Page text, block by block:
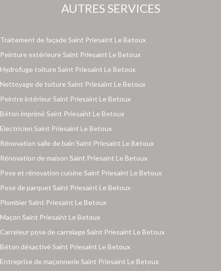
AUTRES SERVICES
Traitement de façade Saint Priesaint Le Betoux
Peinture extérieure Saint Priesaint Le Betoux
Hydrofuge toiture Saint Priesaint Le Betoux
Nettoyage de toiture Saint Priesaint Le Betoux
Peintre intérieur Saint Priesaint Le Betoux
Béton imprimé Saint Priesaint Le Betoux
Electricien Saint Priesaint Le Betoux
Rénovation salle de bain Saint Priesaint Le Betoux
Rénovation de maison Saint Priesaint Le Betoux
Pose et rénovation cuisine Saint Priesaint Le Betoux
Pose de parquet Saint Priesaint Le Betoux
Plombier Saint Priesaint Le Betoux
Maçon Saint Priesaint Le Betoux
Carreleur pose de carrelage Saint Priesaint Le Betoux
Béton désactivé Saint Priesaint Le Betoux
Entreprise de maçonnerie Saint Priesaint Le Betoux